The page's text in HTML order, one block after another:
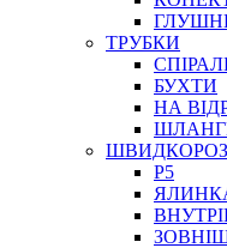
ТРУБКИ
БУХТИ
НА
P5